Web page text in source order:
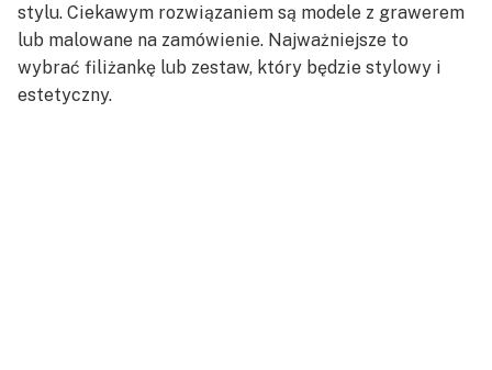
stylu. Ciekawym rozwiązaniem są modele z grawerem
lub malowane na zamówienie. Najważniejsze to
wybrać filiżankę lub zestaw, który będzie stylowy i
estetyczny.